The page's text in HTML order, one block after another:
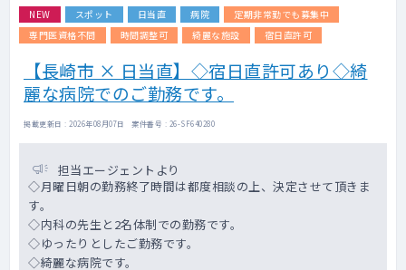
NEW スポット 日当直 病院
定期非常勤でも募集中
専門医資格不問
時間調整可 綺麗な施設 宿日直許可
【長崎市 × 日当直】◇宿日直許可あり◇綺
麗な病院でのご勤務です。
掲載更新日 : 2026年08月07日 案件番号 : 26-SF640280
担当エージェントより
◇月曜日朝の勤務終了時間は都度相談の上、決定させて頂きま
す。
◇内科の先生と2名体制での勤務です。
◇ゆったりとしたご勤務です。
◇綺麗な病院です。